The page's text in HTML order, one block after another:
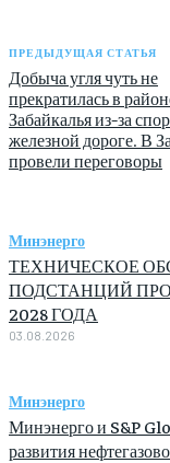
ПРЕДЫДУЩАЯ СТАТЬЯ
Добыча угля чуть не
прекратилась в
Забайкалья из-за
железной дороге. В
провели переговоры
Минэнерго
ТЕХНИЧЕСКОЕ
ПОДСТАНЦИЙ
2028 ГОДА
03.08.2026
Минэнерго
Минэнерго и S&P
развития